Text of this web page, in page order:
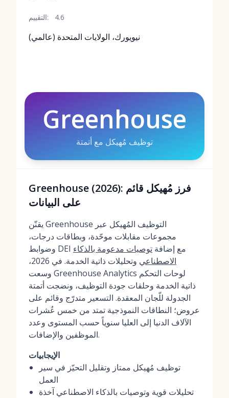
التقييم: 4.6
نيويورك، الولايات المتحدة (عالمي)
Greenhouse
توظيف مُهيكل مع أتمتة
Greenhouse (2026): فرز مُهيكل قائم
على البيانات
يقنّن Greenhouse التوظيف المُهيكل عبر
مجموعات مقابلات موحّدة، وبطاقات درجات،
وضوابط DEI مع إضافة توصيات مدعومة بالذكاء
الاصطناعي
وتحليلات ذاتية الخدمة. في 2026،
وسعت Greenhouse Analytics لوحات التحكم
ذاتية الخدمة وحلقات جودة التوظيف، ونضجت أتمتة
الجدولة للّجان المعقدة. التسعير متدرّج وقائم على
عروض؛ النطاقات النموذجية تمتد من خمس عُشرات
الآلاف الدنيا إلى العليا سنوياً حسب المستوى وعدد
الموظفين والإضافات.
الإيجابيات
توظيف مُهيكل ممتاز وتقليل التحيّز في سير
العمل
تحليلات قوية وتوصيات بالذكاء الاصطناعي آخذة